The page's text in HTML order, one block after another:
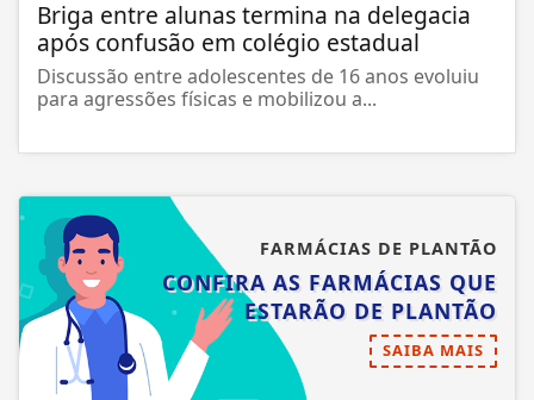
Briga entre alunas termina na delegacia
após confusão em colégio estadual
Discussão entre adolescentes de 16 anos evoluiu
para agressões físicas e mobilizou a...
FARMÁCIAS DE PLANTÃO
CONFIRA AS FARMÁCIAS QUE
ESTARÃO DE PLANTÃO
SAIBA MAIS